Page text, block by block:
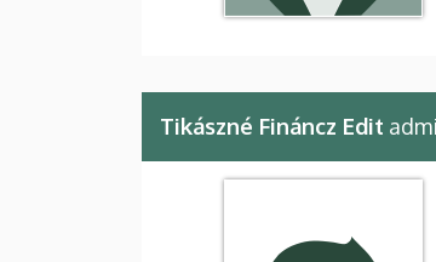
Tikászné Fináncz Edit